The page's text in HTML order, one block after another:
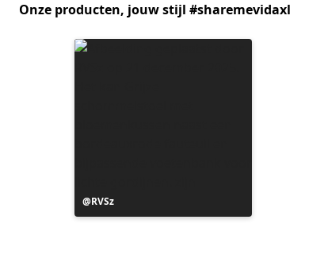
Onze producten, jouw stijl #sharemevidaxl
Bericht
gepubliceerd
RVSz